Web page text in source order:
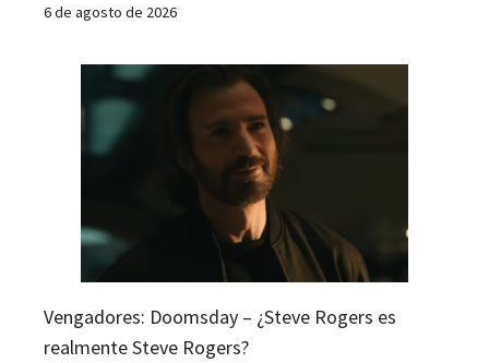
6 de agosto de 2026
Vengadores: Doomsday – ¿Steve Rogers es
realmente Steve Rogers?